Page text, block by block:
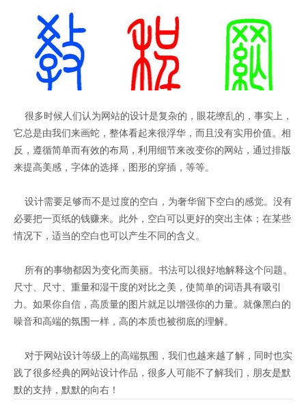
很多时候人们认为网站的设计是复杂的，眼花缭乱的，事实上，
它总是由我们来画蛇，整体看起来很浮华，而且没有实用价值。相
反，遵循简单而有效的布局，利用细节来改变你的网站，通过排版
来提高美感，字体的选择，图形的穿插，等等。
设计需要足够而不是过度的空白，为奢华留下空白的感觉。没有
必要把一页纸的钱赚来。此外，空白可以更好的突出主体；在某些
情况下，适当的空白也可以产生不同的含义。
所有的事物都因为变化而美丽。书法可以很好地解释这个问题。
尺寸、尺寸、重量和湿干度的对比之美，使简单的词语具有吸引
力。如果你自信，高质量的图片就足以增强你的力量。就像黑白的
噪音和高端的氛围一样，高的本质也被彻底的理解。
对于网站设计等级上的高端氛围，我们也越来越了解，同时也实
践了很多经典的网站设计作品，很多人可能不了解我们，朋友是默
默的支持，默默的向右！